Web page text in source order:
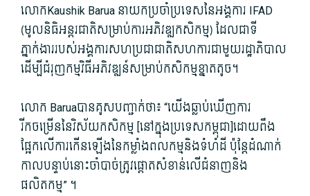
លោកKaushik Barua នាយក​ប្រចាំ​ប្រទេស​នៃ​អង្គការ IFAD
(មូលនិធិ​អន្តរជាតិ​សម្រាប់​ការ​អភិវឌ្ឍ​កសិកម្ម​) ដែល​ជាទី​
ភ្នាក់ងារ​របស់​អង្គការសហប្រជាជាតិ​សហការ​ជាមួយ​រដ្ឋាភិបាល
ដើម្បី​ជំរុញ​កម្មវិធី​អភិវឌ្ឍន៍​សម្រាប់​កសិកម្ម​ខ្នាត​តូច។
លោក Baruaបាន​គូសបញ្ជាក់​ថា៖ “យើង​ឆ្លា​ប់​ឃើញ​ការ​
រីកចម្រើន​នៃ​វិស័យ​កសិកម្ម [នៅក្នុង​ប្រទេស​កម្ពុជា​]ដោយ​ពឹង
ផ្អែក​លើ​ការ​កើនឡើង​នៃ​កម្លាំង​ពលកម្ម​និង​ទំហំដី ប៉ុន្តែ​ដំណាក់
កាល​បន្ទាប់​នោះ​ចាំបាច់​ត្រូវ​ផ្តោត​សំខាន់​លើ​ជំនាញ​និង​
ផលិតកម្ម​” ។